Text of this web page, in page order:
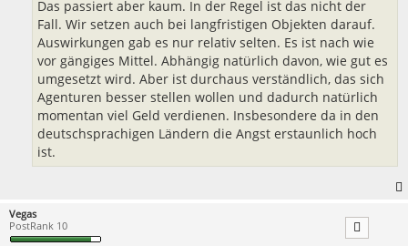
Das passiert aber kaum. In der Regel ist das nicht der
Fall. Wir setzen auch bei langfristigen Objekten darauf.
Auswirkungen gab es nur relativ selten. Es ist nach wie
vor gängiges Mittel. Abhängig natürlich davon, wie gut es
umgesetzt wird. Aber ist durchaus verständlich, das sich
Agenturen besser stellen wollen und dadurch natürlich
momentan viel Geld verdienen. Insbesondere da in den
deutschsprachigen Ländern die Angst erstaunlich hoch
ist.
Vegas
PostRank 10